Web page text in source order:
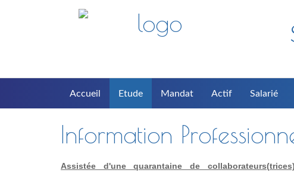
Accueil Etude Mandat Actif Salarié
Information
Assistée d'une quarantaine de